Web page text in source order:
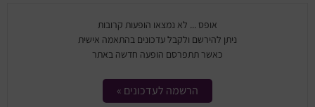
אופס ... לא נמצאו הופעות קרובות
ניתן להירשם ולקבל עדכונים בהתאמה אישית
כאשר תתפרסם הופעה חדשה באתר
הרשמה לעדכונים »